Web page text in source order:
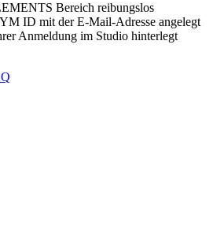
Bereich reibungslos
ID mit der E-Mail-Adresse angelegt
Anmeldung im Studio hinterlegt